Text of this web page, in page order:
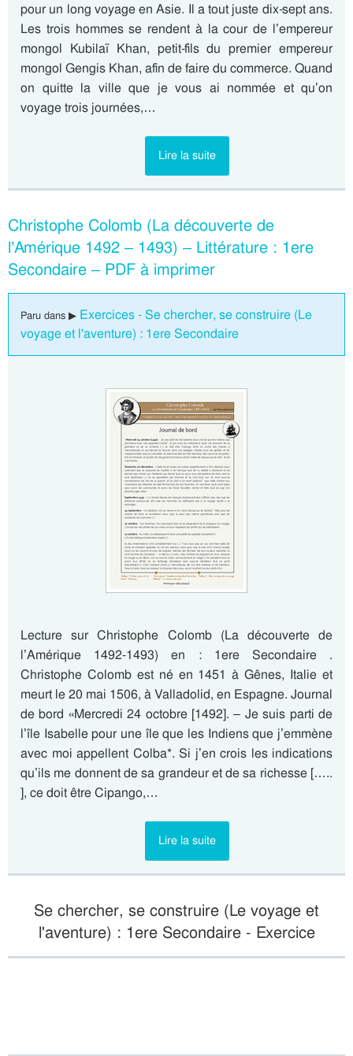
pour un long voyage en Asie. Il a tout juste dix-sept ans.
Les trois hommes se rendent à la cour de l’empereur
mongol Kubilaï Khan, petit-fils du premier empereur
mongol Gengis Khan, afin de faire du commerce. Quand
on quitte la ville que je vous ai nommée et qu’on
voyage trois journées,…
Lire la suite
Christophe Colomb (La découverte de
l’Amérique 1492 – 1493) – Littérature : 1ere
Secondaire – PDF à imprimer
Paru dans ▶ Exercices - Se chercher, se construire (Le
voyage et l'aventure) : 1ere Secondaire
Lecture sur Christophe Colomb (La découverte de
l’Amérique 1492-1493) en : 1ere Secondaire .
Christophe Colomb est né en 1451 à Gênes, Italie et
meurt le 20 mai 1506, à Valladolid, en Espagne. Journal
de bord «Mercredi 24 octobre [1492]. – Je suis parti de
l’île Isabelle pour une île que les Indiens que j’emmène
avec moi appellent Colba*. Si j’en crois les indications
qu’ils me donnent de sa grandeur et de sa richesse […..
], ce doit être Cipango,…
Lire la suite
Se chercher, se construire (Le voyage et
l'aventure) : 1ere Secondaire - Exercice